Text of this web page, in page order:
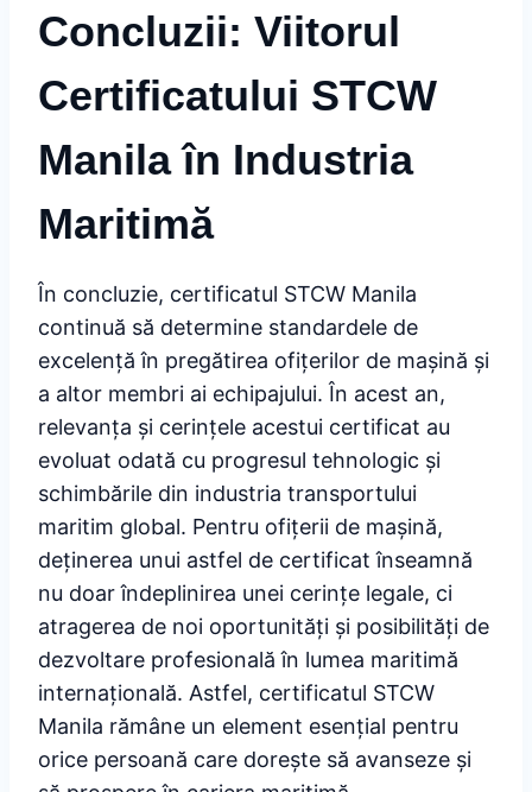
Concluzii: Viitorul
Certificatului STCW
Manila în Industria
Maritimă
În concluzie, certificatul STCW Manila
continuă să determine standardele de
excelență în pregătirea ofițerilor de mașină și
a altor membri ai echipajului. În acest an,
relevanța și cerințele acestui certificat au
evoluat odată cu progresul tehnologic și
schimbările din industria transportului
maritim global. Pentru ofițerii de mașină,
deținerea unui astfel de certificat înseamnă
nu doar îndeplinirea unei cerințe legale, ci
atragerea de noi oportunități și posibilități de
dezvoltare profesională în lumea maritimă
internațională. Astfel, certificatul STCW
Manila rămâne un element esențial pentru
orice persoană care dorește să avanseze și